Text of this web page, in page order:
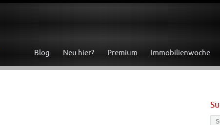
Blog Neu hier? Premium Immobilienwoche